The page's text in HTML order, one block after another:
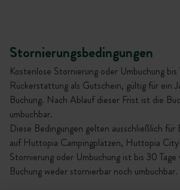
Stornierungsbedingungen
Kostenlose Stornierung oder Umbuchung
Rückerstattung als Gutschein, gültig für ein
Buchung. Nach Ablauf dieser Frist ist die
umbuchbar.
Diese Bedingungen gelten ausschließlich
auf Huttopia Campingplätzen, Huttopia
Stornierung oder Umbuchung ist bis 30
Buchung weder stornierbar noch umbuchbar.